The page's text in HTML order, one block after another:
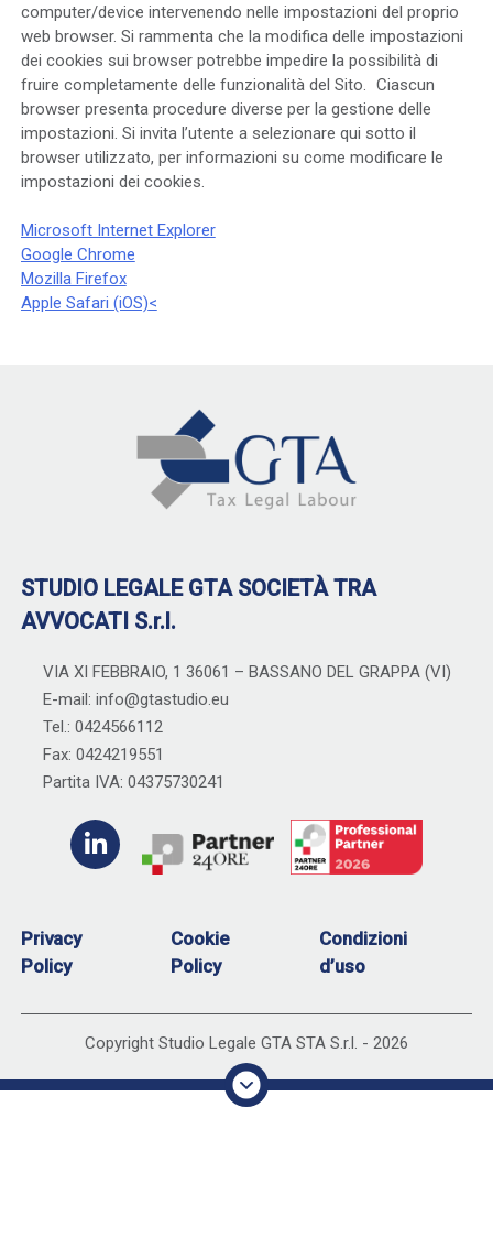
computer/device intervenendo nelle impostazioni del proprio
web browser. Si rammenta che la modifica delle impostazioni
dei cookies sui browser potrebbe impedire la possibilità di
fruire completamente delle funzionalità del Sito. Ciascun
browser presenta procedure diverse per la gestione delle
impostazioni. Si invita l’utente a selezionare qui sotto il
browser utilizzato, per informazioni su come modificare le
impostazioni dei cookies.
Microsoft Internet Explorer
Google Chrome
Mozilla Firefox
Apple Safari (iOS)<
STUDIO LEGALE GTA SOCIETÀ TRA
AVVOCATI S.r.l.
VIA XI FEBBRAIO, 1 36061 – BASSANO DEL GRAPPA (VI)
E-mail: info@gtastudio.eu
Tel.: 0424566112
Fax: 0424219551
Partita IVA: 04375730241
Privacy
Policy
Cookie
Policy
Condizioni
d’uso
Copyright Studio Legale GTA STA S.r.l. - 2026